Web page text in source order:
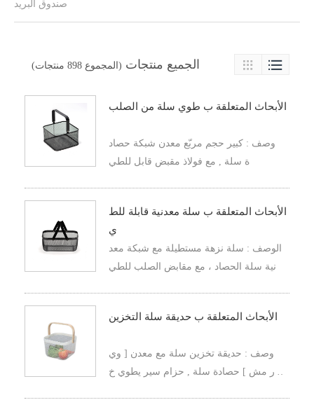
صندوق البريد
الجميع منتجات (المجموع 898 منتجات)  
الأبحاث المتعلقة ب طوي سلة من الصلب
وصف : كبير حجم مربّع معدن شبكة حصاد
ة سلة , مع فولاذ مقبض قابل للطي
الأبحاث المتعلقة ب سلة معدنية قابلة للط
ي
الوصف : سلة نزهة مستطيلة مع شبكة معد
نية سلة الحصاد ، مع مقابض الصلب للطي
الأبحاث المتعلقة ب حديقة سلة التخزين
وصف : حديقة تخزين سلة مع معدن [ وي
ر مش ] حصادة سلة , حزام سير يطوي خ